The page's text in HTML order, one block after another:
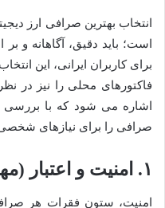
انتخاب بهترین صرافی ارز
است؛ باید دقیق، آگاهانه
برای کاربران ایرانی، این
اشاره می شود که با
صرافی را برای نیازهای
۱. امنیت و اعتبار (مهم ترین معیار)
امنیت، ستون فقرات هر